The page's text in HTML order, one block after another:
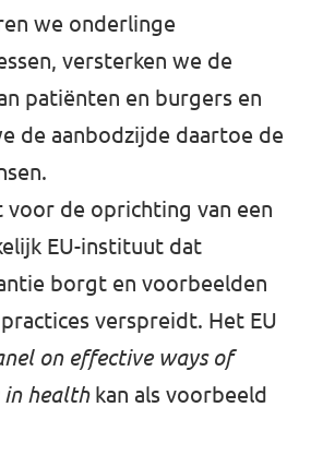
we onderlinge
versterken we de
patiënten en burgers en
de aanbodzijde daartoe de
de oprichting van een
EU-instituut dat
borgt en voorbeelden
verspreidt. Het EU
on effective ways of
in health kan als voorbeeld